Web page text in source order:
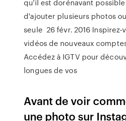
qu'il est dorénavant
d'ajouter plusieurs photos
seule 26 févr. 2016 Inspirez-
vidéos de nouveaux
Accédez à IGTV pour
longues de vos
Avant de voir
une photo sur